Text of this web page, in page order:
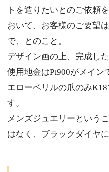
トを造りたいとのご依頼
おいて、お客様のご要望
で、とのこと。
デザイン画の上、完成し
使用地金はPt900がメイン
エローベリルの爪のみ
す。
メンズジュエリーという
はなく、ブラックダイヤ